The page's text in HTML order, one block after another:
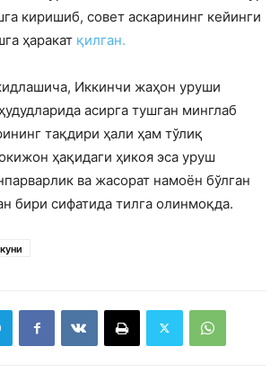
киришиб, совет аскарининг кейинги
ҳаракат қилган.
Иккинчи жаҳон уруши
асирга тушган минглаб
тақдири ҳали ҳам тўлиқ
ҳақидаги ҳикоя эса уруш
ва жасорат намоён бўлган
бири сифатида тилга олинмоқда.